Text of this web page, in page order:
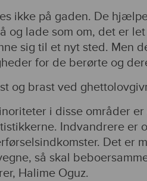
ikke på gaden. De
og lade som om, det er
sig til et nyt sted. Men
for de berørte og
og brast ved
i disse områder
Indvandrere er
Det er
så skal
Halime Oguz.